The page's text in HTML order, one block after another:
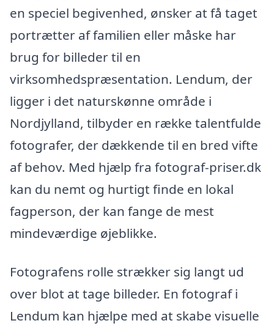
en speciel begivenhed, ønsker at få taget
portrætter af familien eller måske har
brug for billeder til en
virksomhedspræsentation. Lendum, der
ligger i det naturskønne område i
Nordjylland, tilbyder en række talentfulde
fotografer, der dækkende til en bred vifte
af behov. Med hjælp fra fotograf-priser.dk
kan du nemt og hurtigt finde en lokal
fagperson, der kan fange de mest
mindeværdige øjeblikke.
Fotografens rolle strækker sig langt ud
over blot at tage billeder. En fotograf i
Lendum kan hjælpe med at skabe visuelle